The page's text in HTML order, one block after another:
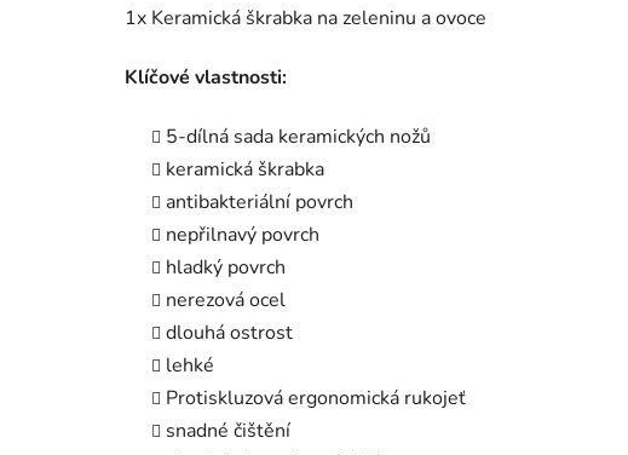
1x Keramická škrabka na zeleninu a ovoce
Klíčové vlastnosti:
5-dílná sada keramických nožů
keramická škrabka
antibakteriální povrch
nepřilnavý povrch
hladký povrch
nerezová ocel
dlouhá ostrost
lehké
Protiskluzová ergonomická rukojeť
snadné čištění